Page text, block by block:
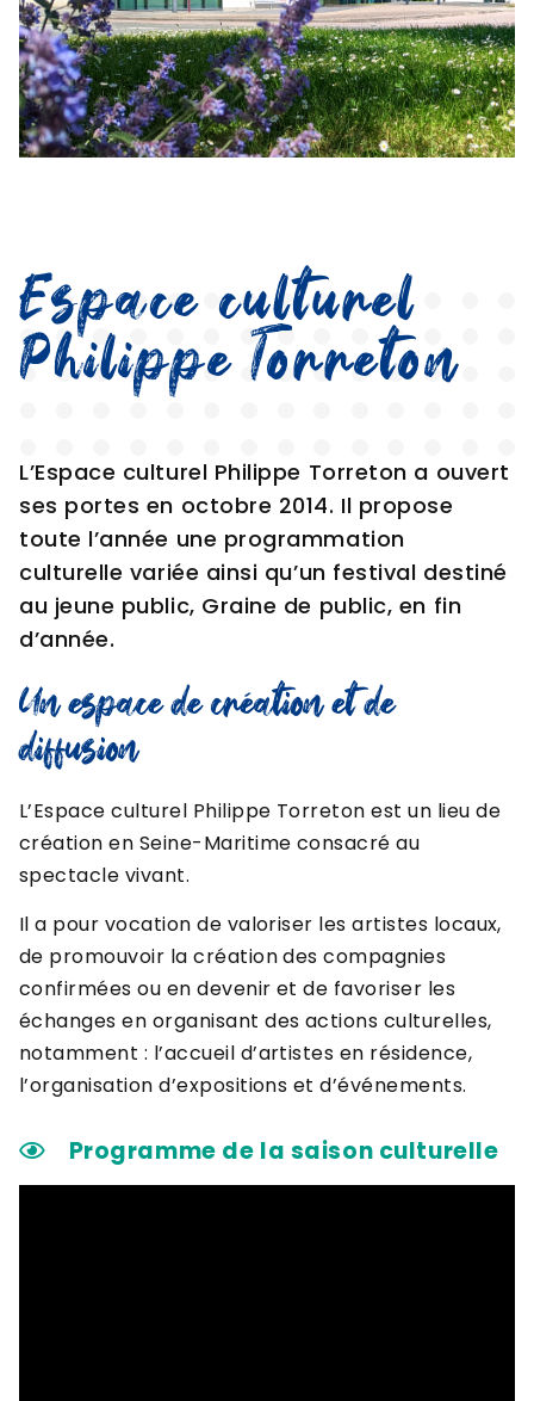
Espace culturel
Philippe Torreton
L’Espace culturel Philippe Torreton a ouvert
ses portes en octobre 2014. Il propose
toute l’année une programmation
culturelle variée ainsi qu’un festival destiné
au jeune public, Graine de public, en fin
d’année.
Un espace de création et de
diffusion
L’Espace culturel Philippe Torreton est un lieu de
création en Seine-Maritime consacré au
spectacle vivant.
Il a pour vocation de valoriser les artistes locaux,
de promouvoir la création des compagnies
confirmées ou en devenir et de favoriser les
échanges en organisant des actions culturelles,
notamment : l’accueil d’artistes en résidence,
l’organisation d’expositions et d’événements.
Programme de la saison culturelle